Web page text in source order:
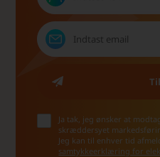
Ja tak, jeg ønsker at
skræddersyet
Jeg kan til enhver tid
samtykkeerklæring for